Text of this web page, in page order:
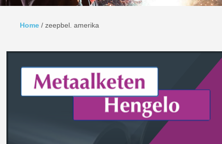
Home / zeepbel. amerika